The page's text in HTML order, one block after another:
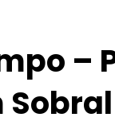
–
Sobral